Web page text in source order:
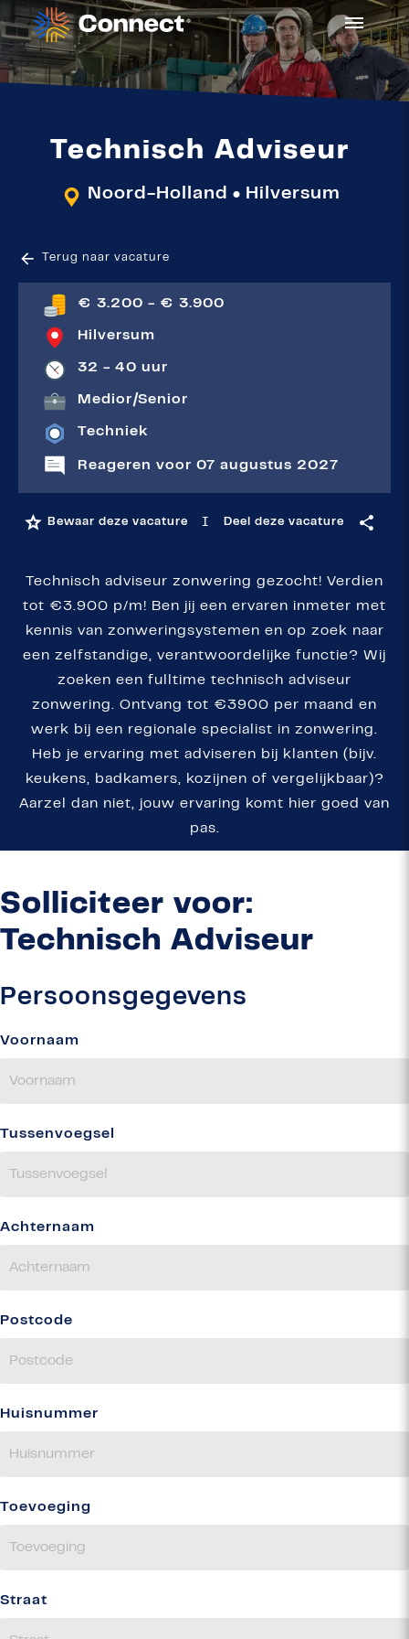
Technisch Adviseur
Noord-Holland ● Hilversum
Terug naar vacature
€ 3.200 - € 3.900
Hilversum
32 - 40 uur
Medior|Senior
Techniek
Reageren voor 07 augustus 2027
Bewaar deze vacature I Deel deze vacature
Technisch adviseur zonwering gezocht! Verdien
tot €3.900 p/m! Ben jij een ervaren inmeter met
kennis van zonweringsystemen en op zoek naar
een zelfstandige, verantwoordelijke functie? Wij
zoeken een fulltime technisch adviseur
zonwering. Ontvang tot €3900 per maand en
werk bij een regionale specialist in zonwering.
Heb je ervaring met adviseren bij klanten (bijv.
keukens, badkamers, kozijnen of vergelijkbaar)?
Aarzel dan niet, jouw ervaring komt hier goed van
pas.
Solliciteer voor:
Technisch Adviseur
Persoonsgegevens
Voornaam
Tussenvoegsel
Achternaam
Postcode
Huisnummer
Toevoeging
Straat